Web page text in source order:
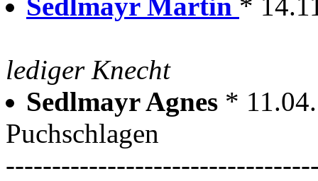
lediger Knecht
Sedlmayr Agnes *
Puchschlagen